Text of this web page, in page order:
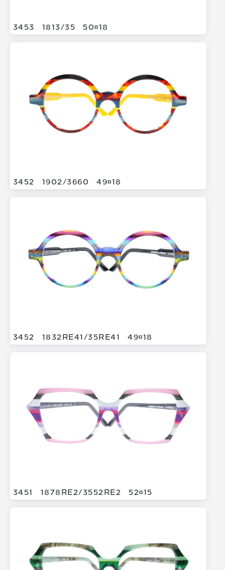
3453 1813/35 5018
3452 1902/3660 4918
3452 1832RE41/35RE41 4918
3451 1878RE2/3552RE2 5215